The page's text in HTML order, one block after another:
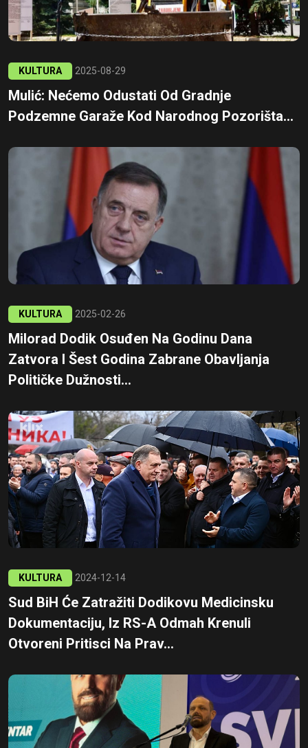
KULTURA 2025-08-29
Mulić: Nećemo Odustati Od Gradnje
Podzemne Garaže Kod Narodnog Pozorišta...
KULTURA 2025-02-26
Milorad Dodik Osuđen Na Godinu Dana
Zatvora I Šest Godina Zabrane Obavljanja
Političke Dužnosti...
KULTURA 2024-12-14
Sud BiH Će Zatražiti Dodikovu Medicinsku
Dokumentaciju, Iz RS-A Odmah Krenuli
Otvoreni Pritisci Na Prav...